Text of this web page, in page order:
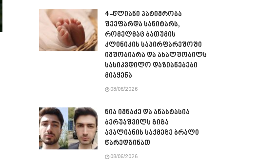
4-წლიანი პატიმრობა
შეეფარდა სანიტარს,
რომელმაც ბათუმის
კლინიკის საპირფარეშოში
იმშობიარა და ახალშობილს
სასიკვდილო დაზიანებები
მიაყენა
08/06/2026
ნია იმნაძე და ანასტასია
ბერუაშვილს გიგა
ავალიანის საქმეზე ბრალი
წარედგინათ
08/06/2026